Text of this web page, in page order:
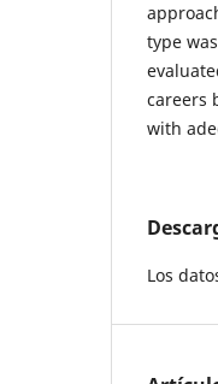
type
careers
with
Los